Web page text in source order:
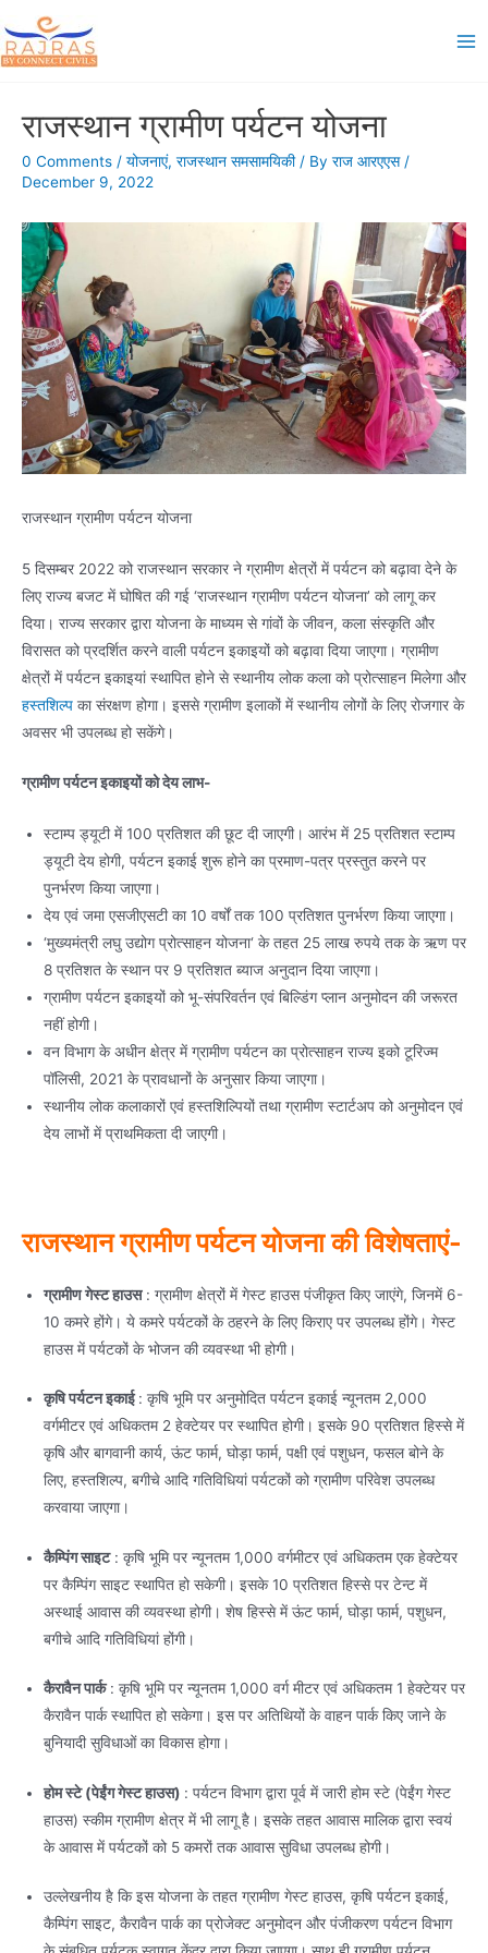
to
content
राजस्थान ग्रामीण पर्यटन योजना
0 Comments / योजनाएं, राजस्थान समसामयिकी/ By राज आरएएस /
December 9, 2022
राजस्थान ग्रामीण पर्यटन योजना
5 दिसम्बर 2022 को राजस्थान सरकार ने ग्रामीण क्षेत्रों में पर्यटन को बढ़ावा देने के
लिए राज्य बजट में घोषित की गई ‘राजस्थान ग्रामीण पर्यटन योजना’ को लागू कर
दिया। राज्य सरकार द्वारा योजना के माध्यम से गांवों के जीवन, कला संस्कृति और
विरासत को प्रदर्शित करने वाली पर्यटन इकाइयों को बढ़ावा दिया जाएगा। ग्रामीण
क्षेत्रों में पर्यटन इकाइयां स्थापित होने से स्थानीय लोक कला को प्रोत्साहन मिलेगा और
हस्तशिल्प का संरक्षण होगा। इससे ग्रामीण इलाकों में स्थानीय लोगों के लिए रोजगार के
अवसर भी उपलब्ध हो सकेंगे।
ग्रामीण पर्यटन इकाइयों को देय लाभ-
स्टाम्प ड्यूटी में 100 प्रतिशत की छूट दी जाएगी। आरंभ में 25 प्रतिशत स्टाम्प
ड्यूटी देय होगी, पर्यटन इकाई शुरू होने का प्रमाण-पत्र प्रस्तुत करने पर
पुनर्भरण किया जाएगा।
देय एवं जमा एसजीएसटी का 10 वर्षों तक 100 प्रतिशत पुनर्भरण किया जाएगा।
‘मुख्यमंत्री लघु उद्योग प्रोत्साहन योजना‘ के तहत 25 लाख रुपये तक के ऋण पर
8 प्रतिशत के स्थान पर 9 प्रतिशत ब्याज अनुदान दिया जाएगा।
ग्रामीण पर्यटन इकाइयों को भू-संपरिवर्तन एवं बिल्डिंग प्लान अनुमोदन की जरूरत
नहीं होगी।
वन विभाग के अधीन क्षेत्र में ग्रामीण पर्यटन का प्रोत्साहन राज्य इको टूरिज्म
पॉलिसी, 2021 के प्रावधानों के अनुसार किया जाएगा।
स्थानीय लोक कलाकारों एवं हस्तशिल्पियों तथा ग्रामीण स्टार्टअप को अनुमोदन एवं
देय लाभों में प्राथमिकता दी जाएगी।
राजस्थान ग्रामीण पर्यटन योजना की विशेषताएं-
ग्रामीण गेस्ट हाउस: ग्रामीण क्षेत्रों में गेस्ट हाउस पंजीकृत किए जाएंगे, जिनमें 6-
10 कमरे होंगे। ये कमरे पर्यटकों के ठहरने के लिए किराए पर उपलब्ध होंगे। गेस्ट
हाउस में पर्यटकों के भोजन की व्यवस्था भी होगी।
कृषि पर्यटन इकाई: कृषि भूमि पर अनुमोदित पर्यटन इकाई न्यूनतम 2,000
वर्गमीटर एवं अधिकतम 2 हेक्टेयर पर स्थापित होगी। इसके 90 प्रतिशत हिस्से में
कृषि और बागवानी कार्य, ऊंट फार्म, घोड़ा फार्म, पक्षी एवं पशुधन, फसल बोने के
लिए, हस्तशिल्प, बगीचे आदि गतिविधियां पर्यटकों को ग्रामीण परिवेश उपलब्ध
करवाया जाएगा।
कैम्पिंग साइट: कृषि भूमि पर न्यूनतम 1,000 वर्गमीटर एवं अधिकतम एक हेक्टेयर
पर कैम्पिंग साइट स्थापित हो सकेगी। इसके 10 प्रतिशत हिस्से पर टेन्ट में
अस्थाई आवास की व्यवस्था होगी। शेष हिस्से में ऊंट फार्म, घोड़ा फार्म, पशुधन,
बगीचे आदि गतिविधियां होंगी।
कैरावैन पार्क: कृषि भूमि पर न्यूनतम 1,000 वर्ग मीटर एवं अधिकतम 1 हेक्टेयर पर
कैरावैन पार्क स्थापित हो सकेगा। इस पर अतिथियों के वाहन पार्क किए जाने के
बुनियादी सुविधाओं का विकास होगा।
होम स्टे (पेईंग गेस्ट हाउस) : पर्यटन विभाग द्वारा पूर्व में जारी होम स्टे (पेईंग गेस्ट
हाउस) स्कीम ग्रामीण क्षेत्र में भी लागू है। इसके तहत आवास मालिक द्वारा स्वयं
के आवास में पर्यटकों को 5 कमरों तक आवास सुविधा उपलब्ध होगी।
उल्लेखनीय है कि इस योजना के तहत ग्रामीण गेस्ट हाउस, कृषि पर्यटन इकाई,
कैम्पिंग साइट, कैरावैन पार्क का प्रोजेक्ट अनुमोदन और पंजीकरण पर्यटन विभाग